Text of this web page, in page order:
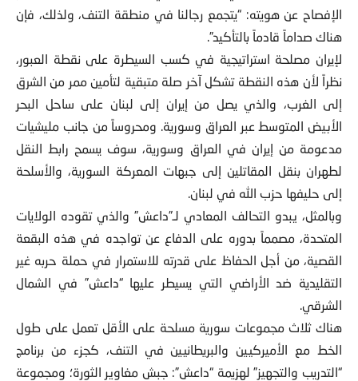
الإفصاح عن هويته: “يتجمع رجالنا في منطقة التنف، ولذلك، فإن
هناك صداماً قادماً بالتأكيد”.
لإيران مصلحة استراتيجية في كسب السيطرة على نقطة العبور،
نظراً لأن هذه النقطة تشكل آخر صلة متبقية لتأمين ممر من الشرق
إلى الغرب، والذي يصل من إيران إلى لبنان على ساحل البحر
الأبيض المتوسط عبر العراق وسورية. ومحروساً من جانب مليشيات
مدعومة من إيران في العراق وسورية، سوف يسمح رابط النقل
لطهران بنقل المقاتلين إلى جبهات المعركة السورية، والأسلحة
إلى حليفها حزب الله في لبنان.
وبالمثل، يبدو التحالف المعادي لـ”داعش” والذي تقوده الولايات
المتحدة، مصمماً بدوره على الدفاع عن تواجده في هذه البقعة
القصية، من أجل الحفاظ على قدرته للاستمرار في حملة حربه غير
التقليدية ضد الأراضي التي يسيطر عليها “داعش” في الشمال
الشرقي.
هناك ثلاث مجموعات سورية مسلحة على الأقل تعمل على طول
الخط مع الأميركيين والبريطانيين في التنف، كجزء من برنامج
“التدريب والتجهيز” لهزيمة “داعش”: جبش مغاوير الثورة؛ ومجموعة